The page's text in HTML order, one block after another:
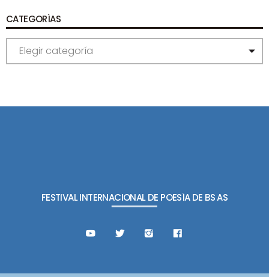
CATEGORÍAS
C
T
R
FESTIVAL INTERNACIONAL DE POESÍA DE BS AS